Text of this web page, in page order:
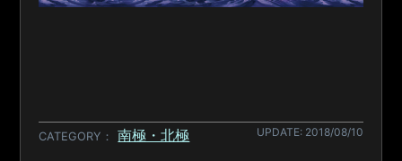
CATEGORY 南極・北極 UPDATE: 2018/08/10